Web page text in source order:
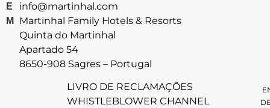
E
M
info@martinhal.com
Martinhal Family Hotels & Resorts
Quinta do Martinhal
Apartado 54
8650-908 Sagres – Portugal
LIVRO DE RECLAMAÇÕES
WHISTLEBLOWER CHANNEL